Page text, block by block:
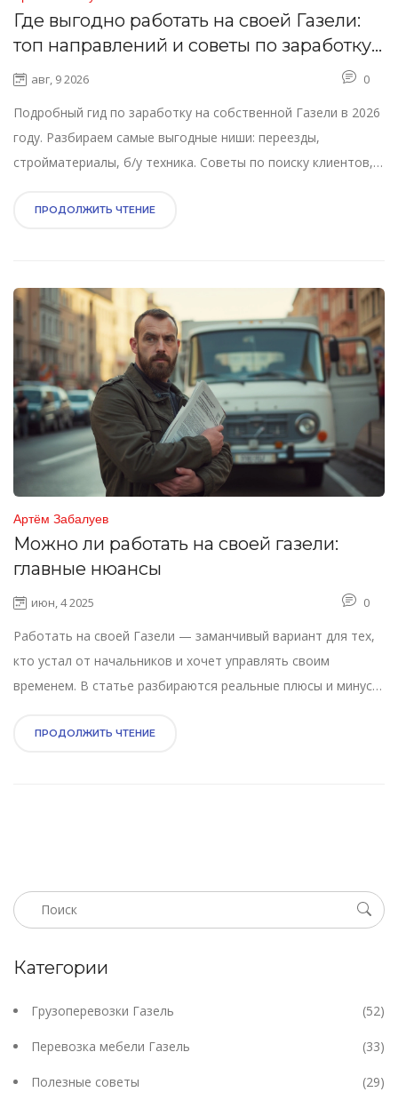
Где выгодно работать на своей Газели:
топ направлений и советы по заработку
в 2026 году
авг, 9 2026 0
Подробный гид по заработку на собственной Газели в 2026
году. Разбираем самые выгодные ниши: переезды,
стройматериалы, б/у техника. Советы по поиску клиентов,
ПРОДОЛЖИТЬ ЧТЕНИЕ
Артём Забалуев
Можно ли работать на своей газели:
главные нюансы
июн, 4 2025 0
Работать на своей Газели — заманчивый вариант для тех,
кто устал от начальников и хочет управлять своим
временем. В статье разбираются реальные плюсы и минусы
интересные факты о документах, клиентах и расходах.
ПРОДОЛЖИТЬ ЧТЕНИЕ
Категории
Грузоперевозки Газель (52)
Перевозка мебели Газель (33)
Полезные советы (29)